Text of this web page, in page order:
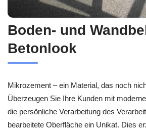
Boden- und
Betonlook
Mikrozement – ein Material, das noch
Überzeugen Sie Ihre Kunden mit
die persönliche Verarbeitung des
bearbeitete Oberfläche ein Unikat. Dies